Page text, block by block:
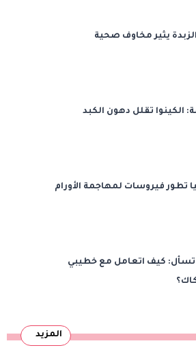
الزبدة يثير مخاوف صحية
الكينوا تقلل دهون الكبد
تطور فيروسات لمهاجمة الأورام
تسأل: كيف اتعامل مع خطيبي
المزيد